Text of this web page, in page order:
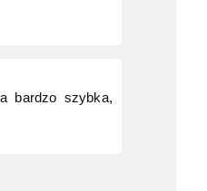
bardzo szybka,